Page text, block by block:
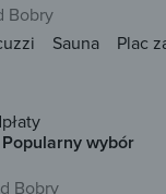
Bobry
Sauna Plac
Popularny wybór
Bobry